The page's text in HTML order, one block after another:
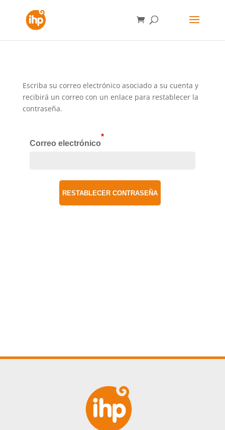
Escriba su correo electrónico asociado a su cuenta y
recibirá un correo con un enlace para restablecer la
contraseña.
Correo electrónico
*